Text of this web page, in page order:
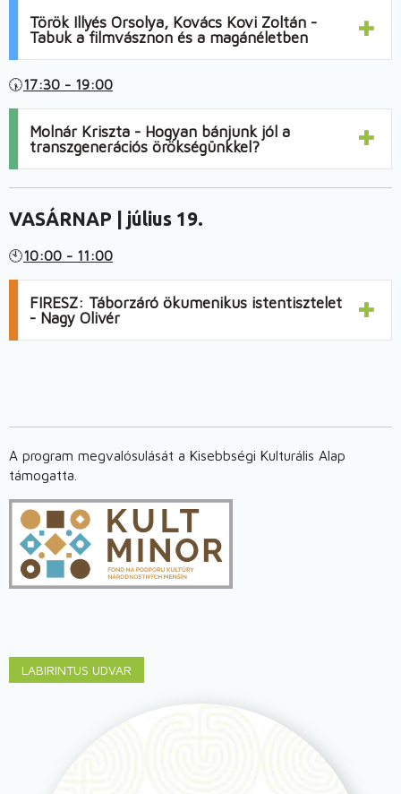
Török Illyés Orsolya, Kovács Kovi Zoltán -
Tabuk a filmvásznon és a magánéletben
🕠17:30 - 19:00
Molnár Kriszta - Hogyan bánjunk jól a
transzgenerációs örökségünkkel?
VASÁRNAP | július 19.
🕙10:00 - 11:00
FIRESZ: Táborzáró ökumenikus istentisztelet
- Nagy Olivér
A program megvalósulását a Kisebbségi Kulturális Alap
támogatta.
Obrázok
LABIRINTUS UDVAR